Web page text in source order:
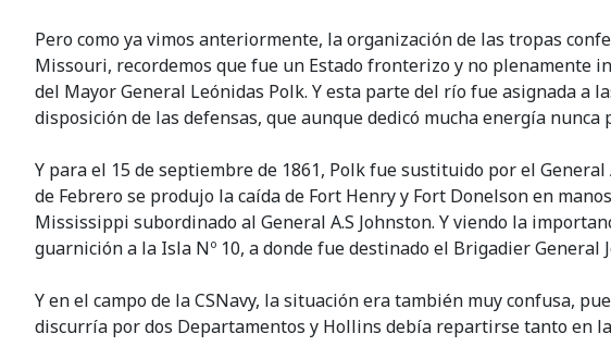
Pero como ya vimos anteriormente, la organización de las tropas
Missouri, recordemos que fue un Estado fronterizo y no plenamente
del Mayor General Leónidas Polk. Y esta parte del río fue asignada a
disposición de las defensas, que aunque dedicó mucha energía
Y para el 15 de septiembre de 1861, Polk fue sustituido por el
de Febrero se produjo la caída de Fort Henry y Fort Donelson en
Mississippi subordinado al General A.S Johnston. Y viendo la
guarnición a la Isla Nº 10, a donde fue destinado el Brigadier General
Y en el campo de la CSNavy, la situación era también muy confusa,
discurría por dos Departamentos y Hollins debía repartirse tanto en